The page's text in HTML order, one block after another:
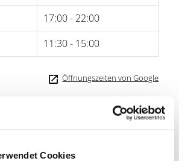
Cookies
17:00 - 22:00
11:30 - 15:00
Öffnungszeiten von Google